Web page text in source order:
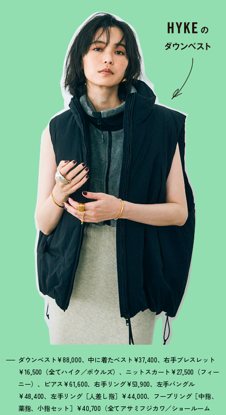
ダウンベスト¥88,000、中に着たベスト¥37,400、右手ブレスレット
¥16,500（全てハイク／ボウルズ）、ニットスカート¥27,500（フィー
ニー）、ピアス¥61,600、右手リング¥53,900、左手バングル
¥48,400、左手リング［人差し指］¥44,000、フープリング［中指、
薬指、小指セット］¥40,700（全てアサミフジカワ／ショールーム